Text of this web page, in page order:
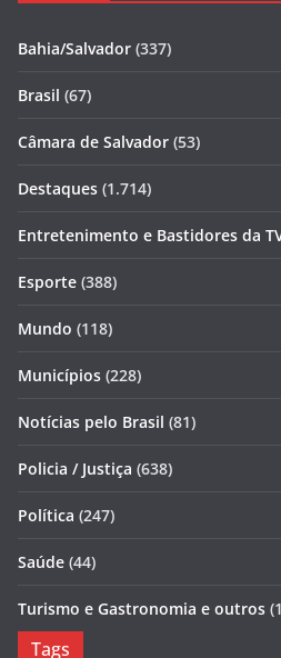
Bahia/Salvador (337)
Brasil (67)
Câmara de Salvador (53)
Destaques (1.714)
Entretenimento e Bastidores da
Esporte (388)
Mundo (118)
Municípios (228)
Notícias pelo Brasil (81)
Policia / Justiça (638)
Política (247)
Saúde (44)
Turismo e Gastronomia e outros
Tags